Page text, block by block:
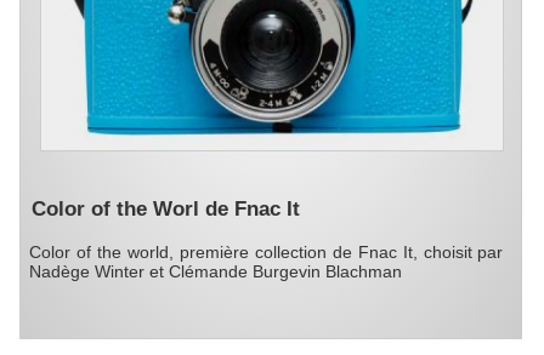
Color of the Worl de Fnac It
Color of the world, première collection de Fnac It, choisit par
Nadège Winter et Clémande Burgevin Blachman